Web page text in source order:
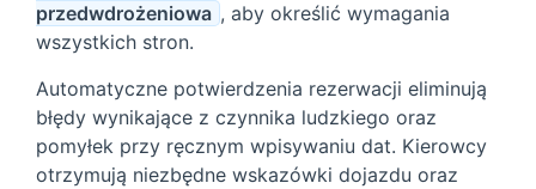
przedwdrożeniowa , aby określić wymagania
wszystkich stron.
Automatyczne potwierdzenia rezerwacji eliminują
błędy wynikające z czynnika ludzkiego oraz
pomyłek przy ręcznym wpisywaniu dat. Kierowcy
otrzymują niezbędne wskazówki dojazdu oraz